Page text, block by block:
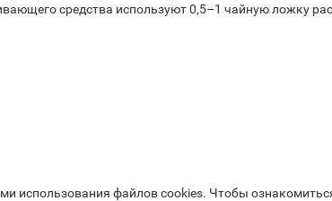
средства используют 0,5–1 чайную ложку
использования файлов cookies. Чтобы